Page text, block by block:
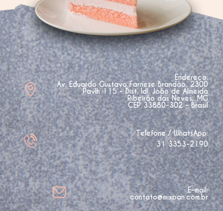
Endereço:
Av. Eduardo Gustavo Farnese Brandão, 2300
Pavlh 115 - Dist. Idl. João de Almeida
Ribeirão das Neves, MG
CEP 33880-302 - Brasil
Telefone / WhatsApp:
31 3353-2190
E-mail:
contato@mixpan.com.br